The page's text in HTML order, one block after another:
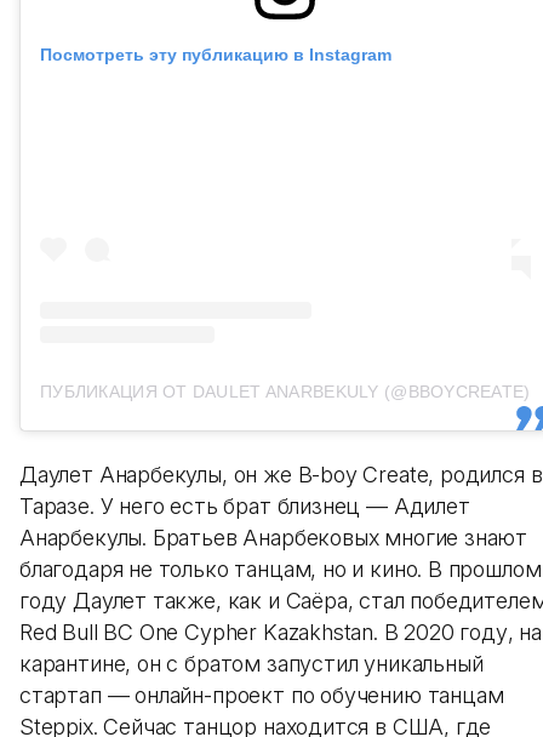
Посмотреть эту публикацию в Instagram
ПУБЛИКАЦИЯ ОТ DAULET ANARBEKULY (@BBOYCREATE)
Даулет Анарбекулы, он же B-boy Create, родился в
Таразе. У него есть брат близнец — Адилет
Анарбекулы. Братьев Анарбековых многие знают
благодаря не только танцам, но и кино. В прошлом
году Даулет также, как и Саёра, стал
Red Bull BC One Cypher Kazakhstan. В 2020 году, на
карантине, он с братом запустил уникальный
стартап — онлайн-проект по обучению танцам
Steppix. Сейчас танцор находится в США, где